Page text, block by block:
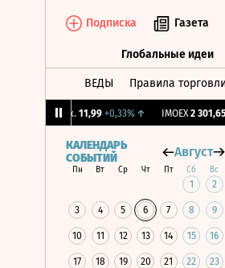
Подписка Газета
Глобальные идеи
ВЕДЫ Правила торговли
11,99 +0,33%↑ IMOEX 2 301,65
КАЛЕНДАРЬ
СОБЫТИЙ
Август
Пн Вт Ср Чт Пт Сб Вс
1 2
3 4 5 6 7 8 9
10 11 12 13 14 15 16
17 18 19 20 21 22 23